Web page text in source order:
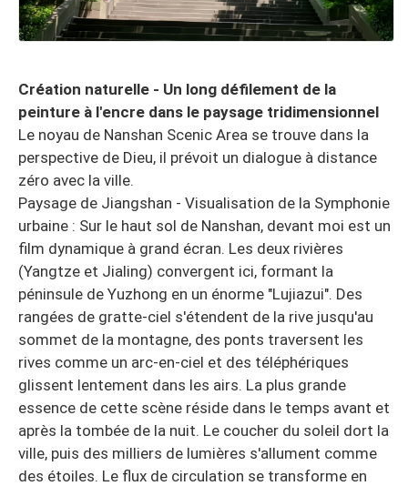
Création naturelle - Un long défilement de la
peinture à l'encre dans le paysage tridimensionnel
Le noyau de Nanshan Scenic Area se trouve dans la
perspective de Dieu, il prévoit un dialogue à distance
zéro avec la ville.
Paysage de Jiangshan - Visualisation de la Symphonie
urbaine : Sur le haut sol de Nanshan, devant moi est un
film dynamique à grand écran. Les deux rivières
(Yangtze et Jialing) convergent ici, formant la
péninsule de Yuzhong en un énorme "Lujiazui". Des
rangées de gratte-ciel s'étendent de la rive jusqu'au
sommet de la montagne, des ponts traversent les
rives comme un arc-en-ciel et des téléphériques
glissent lentement dans les airs. La plus grande
essence de cette scène réside dans le temps avant et
après la tombée de la nuit. Le coucher du soleil dort la
ville, puis des milliers de lumières s'allument comme
des étoiles. Le flux de circulation se transforme en